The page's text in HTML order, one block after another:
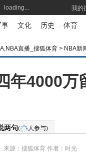
loading... 我的
事 - 文化 - 历史 - 体育 -
直播_搜狐体育 > NBA新
年4000万
两句( 人参与)
来源： 搜狐体育 作者：时光